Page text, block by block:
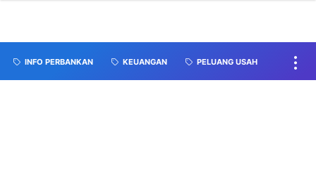
INFO PERBANKAN KEUANGAN PELUANG USAH